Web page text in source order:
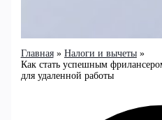
Главная
Налоги и вычеты
Как стать успешным
для удаленной работы